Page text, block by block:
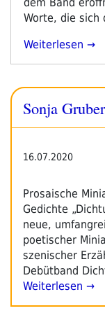
Worte, die
„Sonja
II“
Weiterlesen
Sonja
16.07.2020
Prosaische
Gedichte
neue,
poetischer
szenischer
Debütband
Weiterlesen →